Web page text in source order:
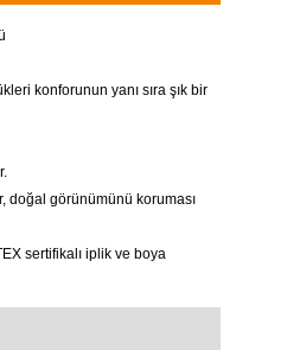
konforunun yanı sıra şık bir
doğal görünümünü koruması
sertifikalı iplik ve boya